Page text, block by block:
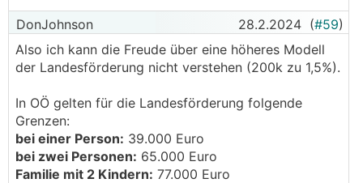
runter, wenn sie nichts verschenken wollen.
───────────────
+1
Finde es immer wieder interessant, dass einige
noch immer glauben die Preise sind überhöht
bzw. dass die Bauunternehmen (+Zulieferer) mit
den Preisen runter müssen.
DonJohnson 28.2.2024 (#59)
Also ich kann die Freude über eine höheres Modell
der Landesförderung nicht verstehen (200k zu 1,5%).
In OÖ gelten für die Landesförderung folgende
Grenzen:
bei einer Person: 39.000 Euro
bei zwei Personen: 65.000 Euro
Familie mit 2 Kindern: 77.000 Euro